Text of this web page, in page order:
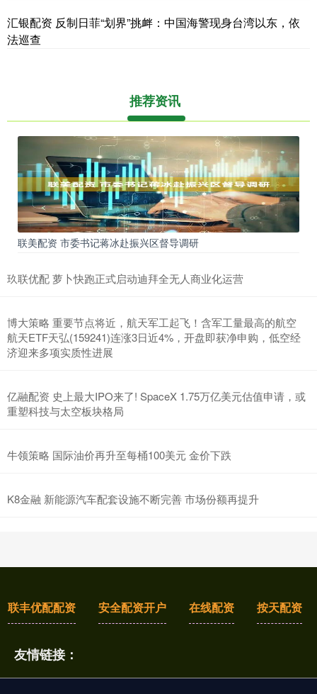
汇银配资 反制日菲“划界”挑衅：中国海警现身台湾以东，依
法巡查
推荐资讯
联美配资 市委书记蒋冰赴振兴区督导调研
玖联优配 萝卜快跑正式启动迪拜全无人商业化运营
博大策略 重要节点将近，航天军工起飞！含军工量最高的航空
航天ETF天弘(159241)连涨3日近4%，开盘即获净申购，低空经
济迎来多项实质性进展
亿融配资 史上最大IPO来了! SpaceX 1.75万亿美元估值申请，或
重塑科技与太空板块格局
牛领策略 国际油价再升至每桶100美元 金价下跌
K8金融 新能源汽车配套设施不断完善 市场份额再提升
联丰优配配资 安全配资开户 在线配资 按天配资
友情链接：